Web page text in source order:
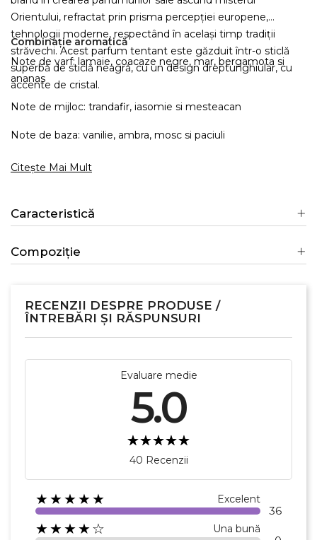
Orientului, refractat prin prisma percepției europene,
tehnologii moderne, respectând în același timp tradiții
străvechi. Acest parfum tentant este găzduit într-o sticlă
superbă de sticlă neagră, cu un design dreptunghiular, cu
accente de cristal.
Combinație aromatică
Note de varf: lamaie, coacaze negre, mar, bergamota si
ananas
Note de mijloc: trandafir, iasomie si mesteacan
Note de baza: vanilie, ambra, mosc si paciuli
Citește Mai Mult
Caracteristică
Compoziție
RECENZII DESPRE PRODUSE /
ÎNTREBĂRI ȘI RĂSPUNSURI
Evaluare medie
5.0
40 Recenzii
★★★★★ Excelent
36
★★★★☆ Una bună